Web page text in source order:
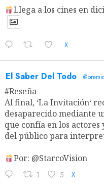
Llega a los cines en
X
El Saber Del Todo
#Reseña
Al final, ‘La Invitación‘
desaparecido mediante
que confía en los
del público para
Por: @StarcoVision
1 5 X